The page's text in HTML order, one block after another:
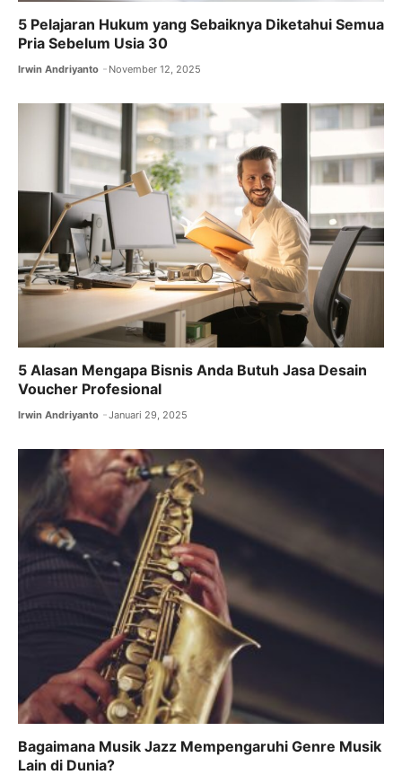
5 Pelajaran Hukum yang Sebaiknya Diketahui Semua
Pria Sebelum Usia 30
Irwin Andriyanto November 12, 2025
5 Alasan Mengapa Bisnis Anda Butuh Jasa Desain
Voucher Profesional
Irwin Andriyanto Januari 29, 2025
Bagaimana Musik Jazz Mempengaruhi Genre Musik
Lain di Dunia?